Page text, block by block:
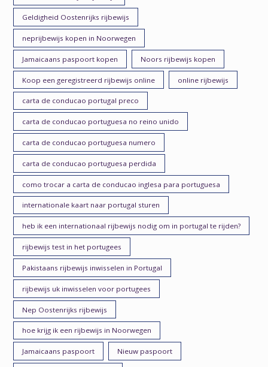
Geldigheid Oostenrijks rijbewijs
neprijbewijs kopen in Noorwegen
Jamaicaans paspoort kopen Noors rijbewijs kopen
Koop een geregistreerd rijbewijs online online rijbewijs
carta de conducao portugal preco
carta de conducao portuguesa no reino unido
carta de conducao portuguesa numero
carta de conducao portuguesa perdida
como trocar a carta de conducao inglesa para portuguesa
internationale kaart naar portugal sturen
heb ik een internationaal rijbewijs nodig om in portugal te rijden?
rijbewijs test in het portugees
Pakistaans rijbewijs inwisselen in Portugal
rijbewijs uk inwisselen voor portugees
Nep Oostenrijks rijbewijs
hoe krijg ik een rijbewijs in Noorwegen
Jamaicaans paspoort Nieuw paspoort